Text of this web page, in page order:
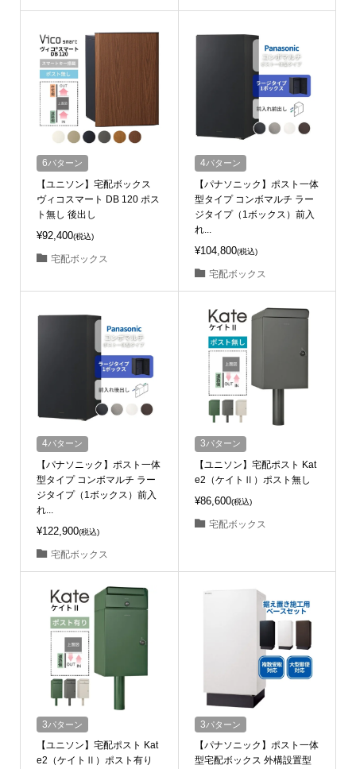
6パターン
【ユニソン】宅配ボックス
ヴィコスマート DB 120 ポス
ト無し 後出し
¥92,400(税込)
宅配ボックス
4パターン
【パナソニック】ポスト一体
型タイプ コンボマルチ ラー
ジタイプ（1ボックス）前入
れ...
¥104,800(税込)
宅配ボックス
4パターン
【パナソニック】ポスト一体
型タイプ コンボマルチ ラー
ジタイプ（1ボックス）前入
れ...
¥122,900(税込)
宅配ボックス
3パターン
【ユニソン】宅配ポスト Kat
e2（ケイトⅡ）ポスト無し
¥86,600(税込)
宅配ボックス
3パターン
【ユニソン】宅配ポスト Kat
e2（ケイトⅡ）ポスト有り
3パターン
【パナソニック】ポスト一体
型宅配ボックス 外構設置型